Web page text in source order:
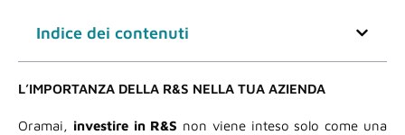
Indice dei contenuti
L’IMPORTANZA DELLA R&S NELLA TUA AZIENDA
Oramai, investire in R&S non viene inteso solo come una